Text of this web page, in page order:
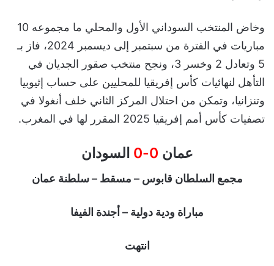
وخاض المنتخب السوداني الأول والمحلي ما مجموعه 10
مباريات في الفترة من سبتمبر إلى ديسمبر 2024، فاز بـ
5 وتعادل 2 وخسر 3، ونجح منتخب صقور الجديان في
التأهل لنهائيات كأس إفريقيا للمحليين على حساب إثيوبيا
وتنزانيا، وتمكن من احتلال المركز الثاني خلف أنغولا في
تصفيات كأس أمم إفريقيا 2025 المقرر لها في المغرب.
عمان 0-0 السودان
مجمع السلطان قابوس – مسقط – سلطنة عمان
مباراة ودية دولية – أجندة الفيفا
انتهت